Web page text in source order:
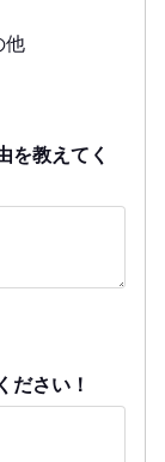
他
を教えてく
ださい！